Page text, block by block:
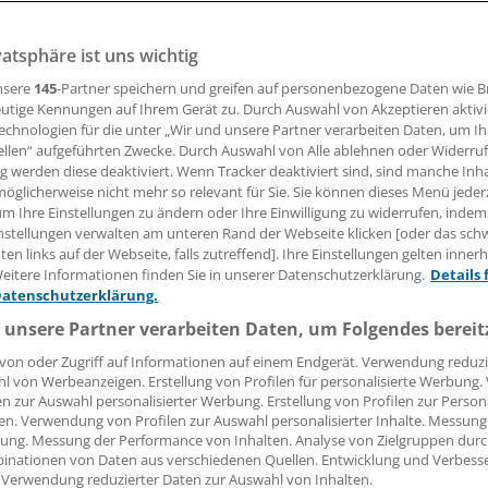
ließen sich verhindern. Die
Notwendig sind ein gezieltes Screening und
Leserin, lieber Leser,
Beitrag können Sie lesen, sobald Sie sich eingeloggt
Jetzt anmelden »
Kostenlos
vergessen?
ist mit wenigen Klicks erledigt und kostenlos.
des kostenlosen Login:
Analysen, Hintergründe und Infografiken
Interviews und Praxis-Tipps
ist uns wichtig
145-Partner speichern und greifen auf personenbezogene Daten wie
Kennungen auf Ihrem Gerät zu. Durch Auswahl von Akzeptieren
für die unter „Wir und unsere Partner verarbeiten Daten, um
aufgeführten Zwecke. Durch Auswahl von Alle ablehnen oder
werden diese deaktiviert. Wenn Tracker deaktiviert sind, sind manche
nicht mehr so relevant für Sie. Sie können dieses Menü
Ihre Einstellungen zu ändern oder Ihre Einwilligung zu widerrufen, indem
verwalten am unteren Rand der Webseite klicken [oder das
links auf der Webseite, falls zutreffend]. Ihre Einstellungen gelten
Informationen finden Sie in unserer Datenschutzerklärung. Details
Partner verarbeiten Daten, um Folgendes
oder Zugriff auf Informationen auf einem Endgerät. Verwendung
von Werbeanzeigen. Erstellung von Profilen für personalisierte
zur Auswahl personalisierter Werbung. Erstellung von Profilen zur
Verwendung von Profilen zur Auswahl personalisierter Inhalte.
Messung der Performance von Inhalten. Analyse von Zielgruppen
von Daten aus verschiedenen Quellen. Entwicklung und
reduzierter Daten zur Auswahl von Inhalten.